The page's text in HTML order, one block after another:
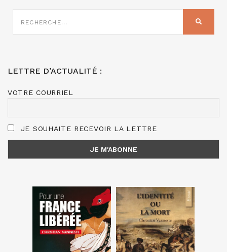
RECHERCHE
SUR
LETTRE D’ACTUALITÉ :
VOTRE COURRIEL
JE SOUHAITE RECEVOIR LA LETTRE